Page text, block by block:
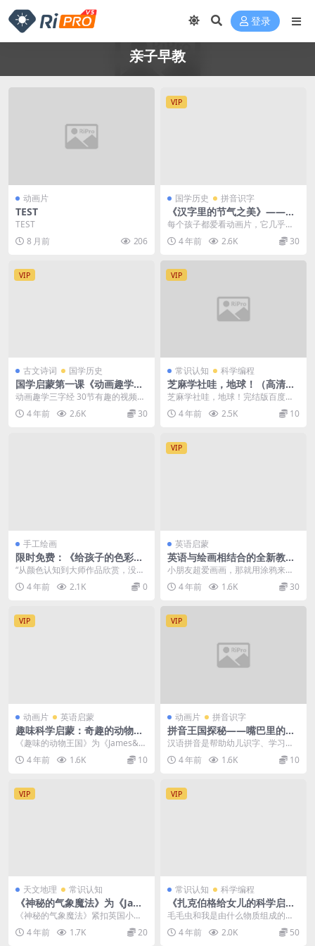
登录
亲子早教
动画片
TEST
TEST
8 月前
206
VIP
国学历史 拼音识字
《汉字里的节气之美》——孩
子一定要懂的国学识字启蒙课
每个孩子都爱看动画片，它几乎已
经成了童年的一部分。可最近一位
妈妈给我们吐槽她陪孩...
4 年前 2.6K 30
VIP
古文诗词 国学历史
国学启蒙第一课《动画趣学三
字经》告别枯燥乏味的灌输方
式！！
动画趣学三字经 30节有趣的视频，
学习经典故事，获得生活智慧，5大
领域内容，积累...
4 年前 2.6K 30
VIP
常识认知 科学编程
芝麻学社哇，地球！（高清视
频）百度网盘网盘资源 免费下
载
芝麻学社哇，地球！完结版百度网
盘高清视频。 资源目录 01.大地的
形状.mp4 ...
4 年前 2.5K 10
手工绘画
限时免费：《给孩子的色彩启
蒙课》8集高清视频百度网盘
下载
“从颜色认知到大师作品欣赏，没有
枯燥的理论知识，只有好课的原创
动画和...
4 年前 2.1K 0
VIP
英语启蒙
英语与绘画相结合的全新教材
《Doodle Town》涂鸦小镇全
套资源（Doodle Town 国际
少儿英语））
小朋友超爱画画，那就用涂鸦来学
习英语吧！英语与绘画相结合的全
新教材《Doodle...
4 年前 1.6K 30
VIP
动画片 英语启蒙
趣味科学启蒙：奇趣的动物王
国
《趣味的动物王国》为《James&a
mp;Aaron趣味科学启蒙》系列课...
4 年前 1.6K 10
VIP
动画片 拼音识字
拼音王国探秘——嘴巴里的拼
音精灵
汉语拼音是帮助幼儿识字、学习普
通话的有效工具,是幼儿园衔接小学
的重要桥梁 第01...
4 年前 1.6K 10
VIP
天文地理 常识认知
《神秘的气象魔法》为《Jam
es&Aaron趣味科学启蒙》系
列课程第3季，紧扣英国小学
的科学课大纲，完美贴合《中
《神秘的气象魔法》紧扣英国小学
的科学课大纲，完美贴合《中国小
学科学课程标准》中英...
4 年前 1.7K 20
VIP
常识认知 科学编程
《扎克伯格给女儿的科学启蒙
课》全52集（英文版+中文
版），让孩子轻松学科学
毛毛虫和我是由什么物质组成的？
苹果切开一会儿为什么会变黑？ 彩
虹为什么有七个颜...
4 年前 2.0K 50